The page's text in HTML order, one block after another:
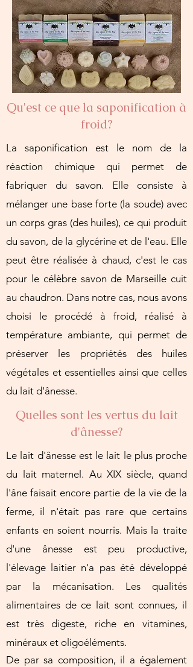
Qu'est ce que la saponification à
froid?
La saponification est le nom de la
réaction chimique qui permet de
fabriquer du savon. Elle consiste à
mélanger une base forte (la soude) avec
un corps gras (des huiles), ce qui produit
du savon, de la glycérine et de l'eau. Elle
peut être réalisée à chaud, c'est le cas
pour le célèbre savon de Marseille cuit
au chaudron. Dans notre cas, nous avons
choisi le procédé à froid, réalisé à
température ambiante, qui permet de
préserver les propriétés des huiles
végétales et essentielles ainsi que celles
du lait d'ânesse.
Quelles sont les vertus du lait
d'ânesse?
Le lait d'ânesse est le lait le plus proche
du lait maternel. Au XIX siècle, quand
l'âne faisait encore partie de la vie de la
ferme, il n'était pas rare que certains
enfants en soient nourris. Mais la traite
d'une ânesse est peu productive,
l'élevage laitier n'a pas été développé
par la mécanisation. Les qualités
alimentaires de ce lait sont connues, il
est très digeste, riche en vitamines,
minéraux et oligoéléments.
De par sa composition, il a également